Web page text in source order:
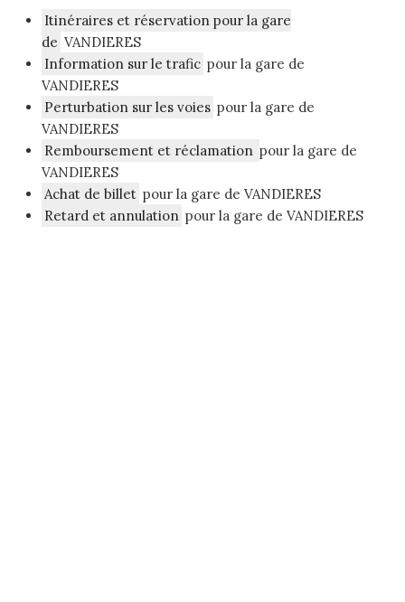
Itinéraires et réservation pour la gare
de VANDIERES
Information sur le trafic pour la gare de
VANDIERES
Perturbation sur les voies pour la gare de
VANDIERES
Remboursement et réclamation pour la gare de
VANDIERES
Achat de billet pour la gare de VANDIERES
Retard et annulation pour la gare de VANDIERES